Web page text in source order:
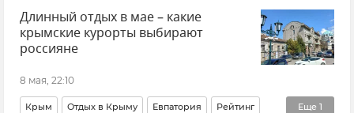
День Победы Новости
Длинный отдых в мае – какие
крымские курорты выбирают
россияне
8 мая, 22:10
Еще 1
Крым Отдых в Крыму Евпатория Рейтинг